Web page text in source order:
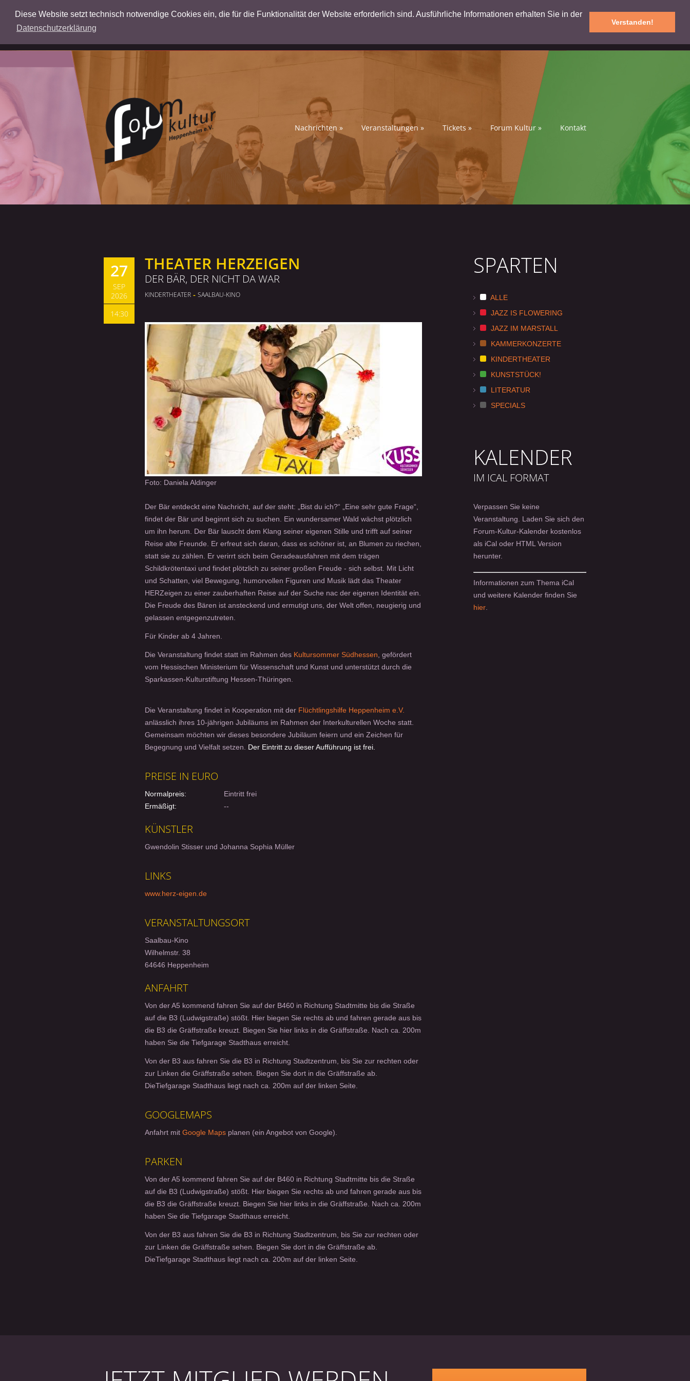
Diese Website setzt technisch notwendige Cookies ein, die für die Funktionalität der Website erforderlich sind. Ausführliche Informationen erhalten Sie in der
Datenschutzerklärung
Verstanden!
Nachrichten » Veranstaltungen » Tickets » Forum Kultur » Kontakt
27
SEP
2026
14:30
THEATER HERZEIGEN
DER BÄR, DER NICHT DA WAR
KINDERTHEATER - SAALBAU-KINO
Foto: Daniela Aldinger
Der Bär entdeckt eine Nachricht, auf der steht: „Bist du ich?“ „Eine sehr gute Frage“,
findet der Bär und beginnt sich zu suchen. Ein wundersamer Wald wächst plötzlich
um ihn herum. Der Bär lauscht dem Klang seiner eigenen Stille und trifft auf seiner
Reise alte Freunde. Er erfreut sich daran, dass es schöner ist, an Blumen zu riechen,
statt sie zu zählen. Er verirrt sich beim Geradeausfahren mit dem trägen
Schildkrötentaxi und findet plötzlich zu seiner großen Freude - sich selbst. Mit Licht
und Schatten, viel Bewegung, humorvollen Figuren und Musik lädt das Theater
HERZeigen zu einer zauberhaften Reise auf der Suche nac der eigenen Identität ein.
Die Freude des Bären ist ansteckend und ermutigt uns, der Welt offen, neugierig und
gelassen entgegenzutreten.
Für Kinder ab 4 Jahren.
Die Veranstaltung findet statt im Rahmen des Kultursommer Südhessen , gefördert
vom Hessischen Ministerium für Wissenschaft und Kunst und unterstützt durch die
Sparkassen-Kulturstiftung Hessen-Thüringen.
Die Veranstaltung findet in Kooperation mit der Flüchtlingshilfe Heppenheim e.V.
anlässlich ihres 10-jährigen Jubiläums im Rahmen der Interkulturellen Woche statt.
Gemeinsam möchten wir dieses besondere Jubiläum feiern und ein Zeichen für
Begegnung und Vielfalt setzen. Der Eintritt zu dieser Aufführung ist frei.
PREISE IN EURO
Normalpreis:
Eintritt frei
Ermäßigt:
--
KÜNSTLER
Gwendolin Stisser und Johanna Sophia Müller
LINKS
www.herz-eigen.de
VERANSTALTUNGSORT
Saalbau-Kino
Wilhelmstr. 38
64646 Heppenheim
ANFAHRT
Von der A5 kommend fahren Sie auf der B460 in Richtung Stadtmitte bis die Straße
auf die B3 (Ludwigstraße) stößt. Hier biegen Sie rechts ab und fahren gerade aus bis
die B3 die Gräffstraße kreuzt. Biegen Sie hier links in die Gräffstraße. Nach ca. 200m
haben Sie die Tiefgarage Stadthaus erreicht.
Von der B3 aus fahren Sie die B3 in Richtung Stadtzentrum, bis Sie zur rechten oder
zur Linken die Gräffstraße sehen. Biegen Sie dort in die Gräffstraße ab.
DieTiefgarage Stadthaus liegt nach ca. 200m auf der linken Seite.
GOOGLEMAPS
Anfahrt mit Google Maps planen (ein Angebot von Google).
PARKEN
Von der A5 kommend fahren Sie auf der B460 in Richtung Stadtmitte bis die Straße
auf die B3 (Ludwigstraße) stößt. Hier biegen Sie rechts ab und fahren gerade aus bis
die B3 die Gräffstraße kreuzt. Biegen Sie hier links in die Gräffstraße. Nach ca. 200m
haben Sie die Tiefgarage Stadthaus erreicht.
Von der B3 aus fahren Sie die B3 in Richtung Stadtzentrum, bis Sie zur rechten oder
zur Linken die Gräffstraße sehen. Biegen Sie dort in die Gräffstraße ab.
DieTiefgarage Stadthaus liegt nach ca. 200m auf der linken Seite.
SPARTEN
ALLE
JAZZ IS FLOWERING
JAZZ IM MARSTALL
KAMMERKONZERTE
KINDERTHEATER
KUNSTSTÜCK!
LITERATUR
SPECIALS
KALENDER
IM ICAL FORMAT
Verpassen Sie keine
Veranstaltung. Laden Sie sich den
Forum-Kultur-Kalender kostenlos
als iCal oder HTML Version
herunter.
Informationen zum Thema iCal
und weitere Kalender finden Sie
hier